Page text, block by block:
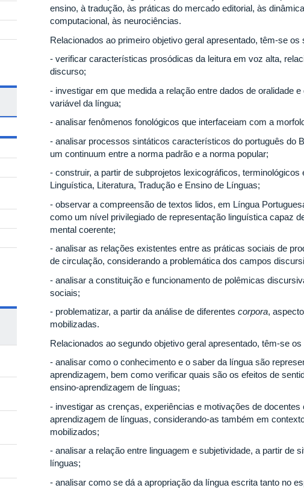
ensino, à tradução, às práticas do mercado editorial, às
computacional, às neurociências.
Relacionados ao primeiro objetivo geral apresentado, têm-se os
- verificar características prosódicas da leitura em voz alta,
discurso;
- investigar em que medida a relação entre dados de oralidade
variável da língua;
- analisar fenômenos fonológicos que interfaceiam com a
- analisar processos sintáticos característicos do português do
um continuum entre a norma padrão e a norma popular;
- construir, a partir de subprojetos lexicográficos, terminológicos
Linguística, Literatura, Tradução e Ensino de Línguas;
- observar a compreensão de textos lidos, em Língua
como um nível privilegiado de representação linguística capaz
mental coerente;
- analisar as relações existentes entre as práticas sociais de
de circulação, considerando a problemática dos campos
- analisar a constituição e funcionamento de polêmicas
sociais;
- problematizar, a partir da análise de diferentes corpora,
mobilizadas.
Relacionados ao segundo objetivo geral apresentado, têm-se os
- analisar como o conhecimento e o saber da língua são
aprendizagem, bem como verificar quais são os efeitos de
ensino-aprendizagem de línguas;
- investigar as crenças, experiências e motivações de
aprendizagem de línguas, considerando-as também em
mobilizados;
- analisar a relação entre linguagem e subjetividade, a partir de
línguas;
- analisar como se dá a apropriação da língua escrita tanto no